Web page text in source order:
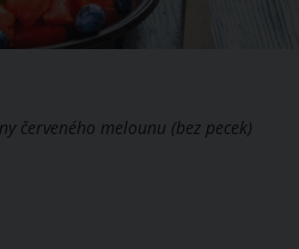
červeného melounu (bez pecek)